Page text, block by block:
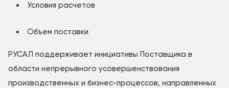
Условия расчетов
Объем поставки
РУСАЛ поддерживает инициативы Поставщика в
области непрерывного усовершенствования
производственных и бизнес-процессов, направленных